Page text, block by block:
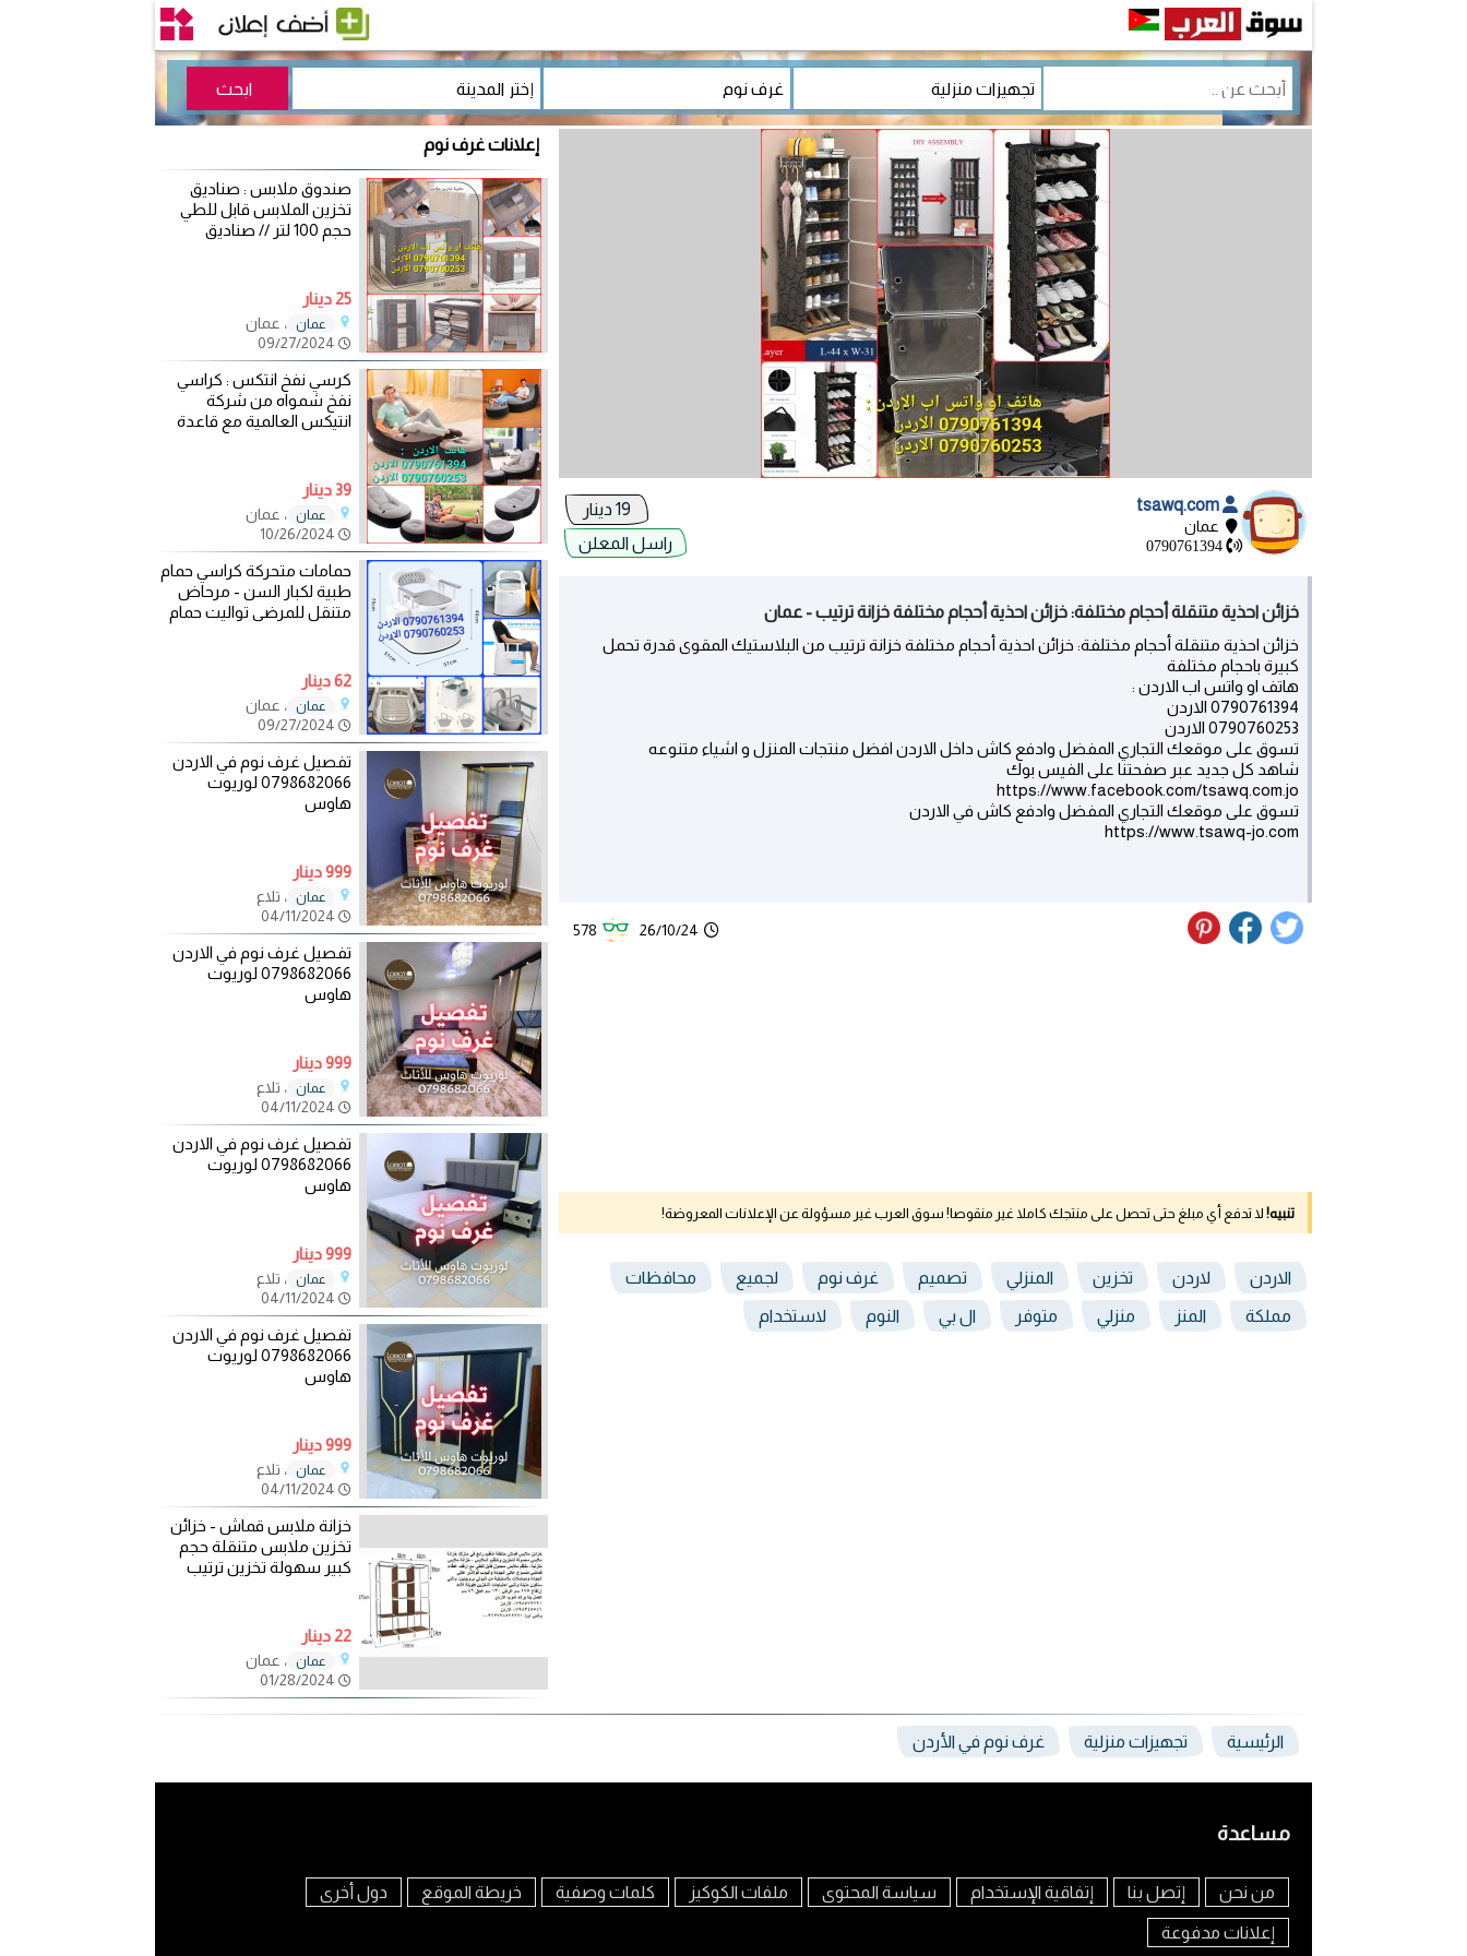
عمان
0790761394
راسل المعلن
خزائن احذية متنقلة أحجام مختلفة: خزائن احذية أحجام مختلفة خزانة ترتيب - عمان
خزائن احذية متنقلة أحجام مختلفة: خزائن احذية أحجام مختلفة خزانة ترتيب من البلاستيك المقوى قدرة تحمل
كبيرة باحجام مختلفة
هاتف او واتس اب الاردن :
0790761394 الاردن
0790760253 الاردن
تسوق على موقعك التجاري المفضل وادفع كاش داخل الاردن افضل منتجات المنزل و اشياء متنوعه
شاهد كل جديد عبر صفحتنا على الفيس بوك
https://www.facebook.com/tsawq.com.jo
تسوق على موقعك التجاري المفضل وادفع كاش في الاردن
https://www.tsawq-jo.com
26/10/24
578
تنبيه! لا تدفع أي مبلغ حتى تحصل على منتجك كاملا غير منقوصا! سوق العرب غير مسؤولة عن الإعلانات المعروضة!
الاردن لاردن تخزين المنزلي تصميم غرف نوم لجميع محافظات
مملكة المنز منزلي متوفر ال بي النوم لاستخدام
إعلانات غرف نوم
صندوق ملابس : صناديق
تخزين الملابس قابل للطي
حجم 100 لتر // صناديق
25 دينار
عمان ، عمان
09/27/2024
كرسي نفخ انتكس : كراسي
نفخ شمواه من شركة
انتيكس العالمية مع قاعدة
39 دينار
عمان ، عمان
10/26/2024
حمامات متحركة كراسي حمام
طبية لكبار السن - مرحاض
متنقل للمرضى تواليت حمام
62 دينار
عمان ، عمان
09/27/2024
تفصيل غرف نوم في الاردن
0798682066 لوريوت
هاوس
999 دينار
عمان ، تلاع
04/11/2024
تفصيل غرف نوم في الاردن
0798682066 لوريوت
هاوس
999 دينار
عمان ، تلاع
04/11/2024
تفصيل غرف نوم في الاردن
0798682066 لوريوت
هاوس
999 دينار
عمان ، تلاع
04/11/2024
تفصيل غرف نوم في الاردن
0798682066 لوريوت
هاوس
999 دينار
عمان ، تلاع
04/11/2024
خزانة ملابس قماش - خزائن
تخزين ملابس متنقلة حجم
كبير سهولة تخزين ترتيب
22 دينار
عمان ، عمان
01/28/2024
الرئيسية تجهيزات منزلية غرف نوم في الأردن
مساعدة
من نحن إتصل بنا إتفاقية الإستخدام سياسة المحتوى ملفات الكوكيز كلمات وصفية خريطة الموقع دول أخرى
إعلانات مدفوعة